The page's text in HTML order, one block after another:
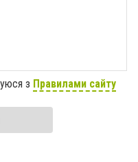
з Правилами сайту